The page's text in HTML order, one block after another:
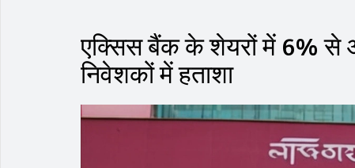
एक्सिस बैंक के शेयरों में 6% से
निवेशकों में हताशा